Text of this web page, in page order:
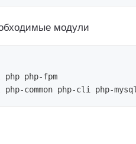
модули